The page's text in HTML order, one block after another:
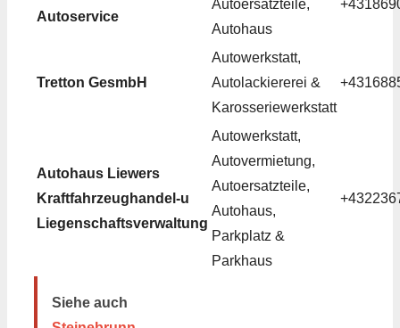
Autoservice
Autoersatzteile,
Autohaus
Tretton GesmbH
Autowerkstatt,
Autolackiererei &
Karosseriewerkstatt
Autohaus Liewers
Kraftfahrzeughandel-u
Liegenschaftsverwaltung
Autowerkstatt,
Autovermietung,
Autoersatzteile,
Autohaus,
Parkplatz &
Parkhaus
Siehe auch